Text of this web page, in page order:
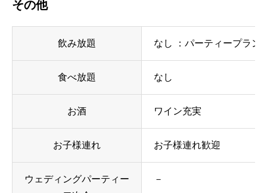
その他
飲み放題 なし ：パーティープラン
食べ放題 なし
お酒 ワイン充実
お子様連れ お子様連れ歓迎
ウェディングパーティー
－